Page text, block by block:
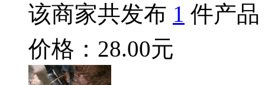
该商家共发布 1 件产品
价格：28.00元